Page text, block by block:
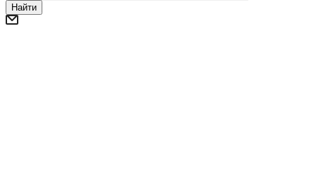
Найти